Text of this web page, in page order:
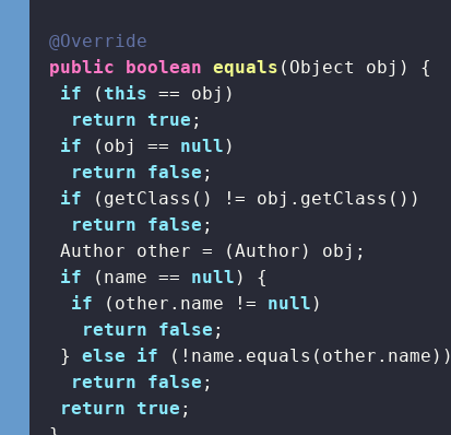
@Override
public
boolean equals (Object obj)
{
if (this == obj)
return true ;
if (obj == null )
return
false ;
if (getClass() != obj.getClass())
return
false ;
  Author other = (Author) obj;
if (name == null ) {
if (other.name != null )
return
false ;
  }
else if (!name.equals(other.name))
return
false ;
return true ;